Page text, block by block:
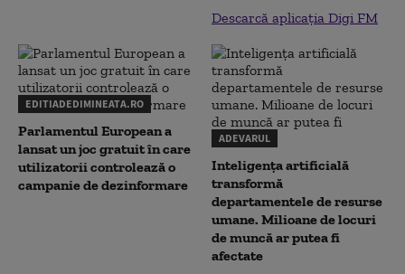
Descarcă aplicația Digi FM
EDITIADEDIMINEATA.RO
Parlamentul European a
lansat un joc gratuit în care
utilizatorii controlează o
campanie de dezinformare
ADEVARUL
Inteligența artificială
transformă
departamentele de resurse
umane. Milioane de locuri
de muncă ar putea fi
afectate